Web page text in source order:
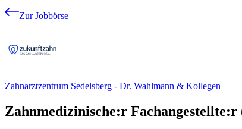
Zur Jobbörse
Zahnarztzentrum Sedelsberg - Dr. Wahlmann & Kollegen
Zahnmedizinische:r